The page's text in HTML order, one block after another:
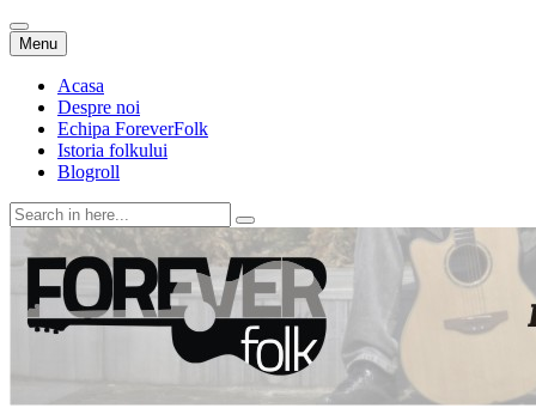
Menu Skip
to
content
Acasa
Despre noi
Echipa ForeverFolk
Istoria folkului
Blogroll
Search
for:
ForeverFolk
Muzica sufletului tau